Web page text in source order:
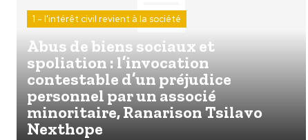
1 - l'intérêt civil revient à la société
Abus de biens sociaux et
spoliation : l’invocation
contestable d’un préjudice
personnel par un associé
minoritaire, Ranarison Tsilavo
Nexthope